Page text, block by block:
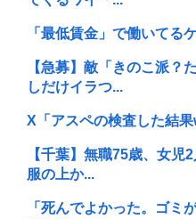
「最低賃金」で働いてる
【急募】敵「きのこ派
しだけイラつ...
X「アスペの検査した結果
【千葉】無職75歳、女児
服の上か...
「死んでよかった。ゴミ